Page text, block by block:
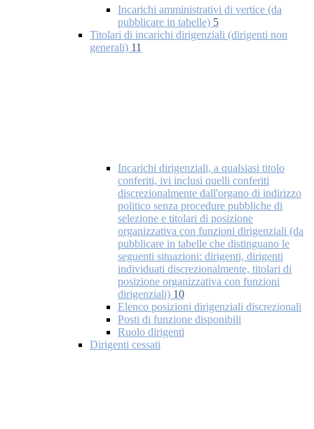
Incarichi amministrativi di vertice (da
pubblicare in tabelle) 5
Titolari di incarichi dirigenziali (dirigenti non
generali) 11
Incarichi dirigenziali, a qualsiasi titolo
conferiti, ivi inclusi quelli conferiti
discrezionalmente dall'organo di indirizzo
politico senza procedure pubbliche di
selezione e titolari di posizione
organizzativa con funzioni dirigenziali (da
pubblicare in tabelle che distinguano le
seguenti situazioni: dirigenti, dirigenti
individuati discrezionalmente, titolari di
posizione organizzativa con funzioni
dirigenziali) 10
Elenco posizioni dirigenziali discrezionali
Posti di funzione disponibili
Ruolo dirigenti
Dirigenti cessati